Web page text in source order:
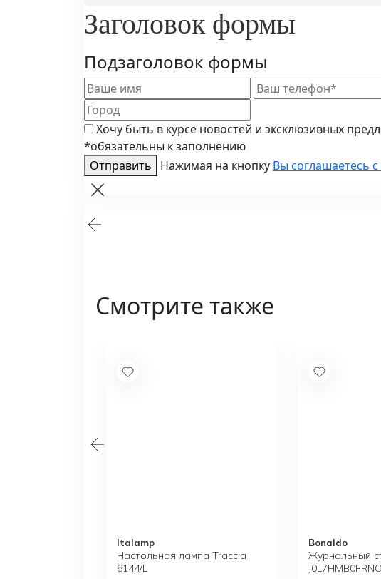
Заголовок формы
Подзаголовок формы
Хочу быть в курсе новостей и эксклюзивных
*обязательны к заполнению
Отправить
Нажимая на кнопку Вы соглашаетесь
Смотрите также
Italamp
Настольная лампа Traccia
8144/L
Bonaldo
Журнальный
J0L7HMB0FRNO_